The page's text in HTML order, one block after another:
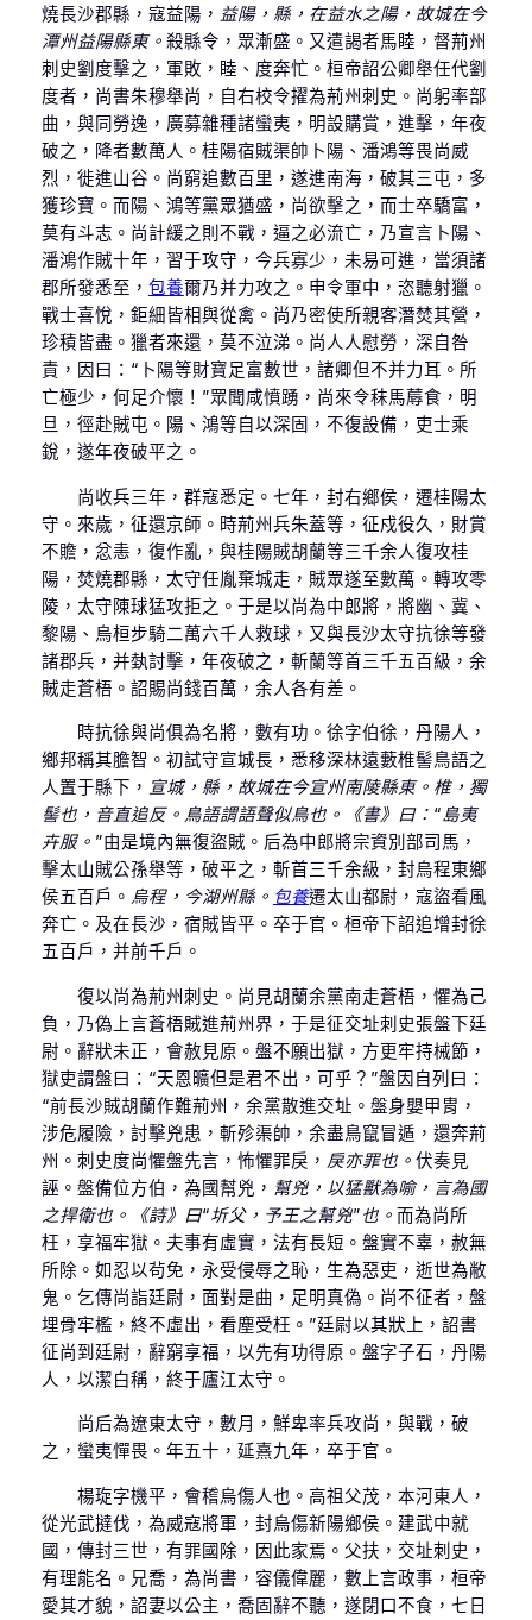
燒長沙郡縣，寇益陽， 益陽，縣，在益水之陽，故城在今
潭州益陽縣東。 殺縣令，眾漸盛。又遣謁者馬睦，督荊州
刺史劉度擊之，軍敗，睦、度奔忙。桓帝詔公卿舉任代劉
度者，尚書朱穆舉尚，自右校令擢為荊州刺史。尚躬率部
曲，與同勞逸，廣募雜種諸蠻夷，明設購賞，進擊，年夜
破之，降者數萬人。桂陽宿賊渠帥卜陽、潘鴻等畏尚威
烈，徙進山谷。尚窮追數百里，遂進南海，破其三屯，多
獲珍寶。而陽、鴻等黨眾猶盛，尚欲擊之，而士卒驕富，
莫有斗志。尚計緩之則不戰，逼之必流亡，乃宣言卜陽、
潘鴻作賊十年，習于攻守，今兵寡少，未易可進，當須諸
郡所發悉至， 包養爾乃并力攻之。申令軍中，恣聽射獵。
戰士喜悅，鉅細皆相與從禽。尚乃密使所親客潛焚其營，
珍積皆盡。獵者來還，莫不泣涕。尚人人慰勞，深自咎
責，因曰：“卜陽等財寶足富數世，諸卿但不并力耳。所
亡極少，何足介懷！”眾聞咸憤踴，尚來令秣馬蓐食，明
旦，徑赴賊屯。陽、鴻等自以深固，不復設備，吏士乘
銳，遂年夜破平之。
尚收兵三年，群寇悉定。七年，封右鄉侯，遷桂陽太
守。來歲，征還京師。時荊州兵朱蓋等，征戍役久，財賞
不贍，忿恚，復作亂，與桂陽賊胡蘭等三千余人復攻桂
陽，焚燒郡縣，太守任胤棄城走，賊眾遂至數萬。轉攻零
陵，太守陳球猛攻拒之。于是以尚為中郎將，將幽、冀、
黎陽、烏桓步騎二萬六千人救球，又與長沙太守抗徐等發
諸郡兵，并埶討擊，年夜破之，斬蘭等首三千五百級，余
賊走蒼梧。詔賜尚錢百萬，余人各有差。
時抗徐與尚俱為名將，數有功。徐字伯徐，丹陽人，
鄉邦稱其膽智。初試守宣城長，悉移深林遠藪椎髻鳥語之
人置于縣下， 宣城，縣，故城在今宣州南陵縣東。椎，獨
髻也，音直追反。鳥語謂語聲似鳥也。《書》曰：“島夷
卉服。”由是境內無復盜賊。后為中郎將宗資別部司馬，
擊太山賊公孫舉等，破平之，斬首三千余級，封烏程東鄉
侯五百戶。 烏程，今湖州縣。 包養遷太山都尉，寇盜看風
奔亡。及在長沙，宿賊皆平。卒于官。桓帝下詔追增封徐
五百戶，并前千戶。
復以尚為荊州刺史。尚見胡蘭余黨南走蒼梧，懼為己
負，乃偽上言蒼梧賊進荊州界，于是征交址刺史張盤下廷
尉。辭狀未正，會赦見原。盤不願出獄，方更牢持械節，
獄吏謂盤曰：“天恩曠但是君不出，可乎？”盤因自列曰：
“前長沙賊胡蘭作難荊州，余黨散進交址。盤身嬰甲胄，
涉危履險，討擊兇患，斬殄渠帥，余盡鳥竄冒遁，還奔荊
州。刺史度尚懼盤先言，怖懼罪戾， 戾亦罪也。 伏奏見
誣。盤備位方伯，為國幫兇， 幫兇，以猛獸為喻，言為國
之捍衛也。《詩》曰“圻父，予王之幫兇”也。 而為尚所
枉，享福牢獄。夫事有虛實，法有長短。盤實不辜，赦無
所除。如忍以茍免，永受侵辱之恥，生為惡吏，逝世為敝
鬼。乞傳尚詣廷尉，面對是曲，足明真偽。尚不征者，盤
埋骨牢檻，終不虛出，看塵受枉。”廷尉以其狀上，詔書
征尚到廷尉，辭窮享福，以先有功得原。盤字子石，丹陽
人，以潔白稱，終于廬江太守。
尚后為遼東太守，數月，鮮卑率兵攻尚，與戰，破
之，蠻夷憚畏。年五十，延熹九年，卒于官。
楊琁字機平，會稽烏傷人也。高祖父茂，本河東人，
從光武撻伐，為威寇將軍，封烏傷新陽鄉侯。建武中就
國，傳封三世，有罪國除，因此家焉。父扶，交址刺史，
有理能名。兄喬，為尚書，容儀偉麗，數上言政事，桓帝
愛其才貌，詔妻以公主，喬固辭不聽，遂閉口不食，七日